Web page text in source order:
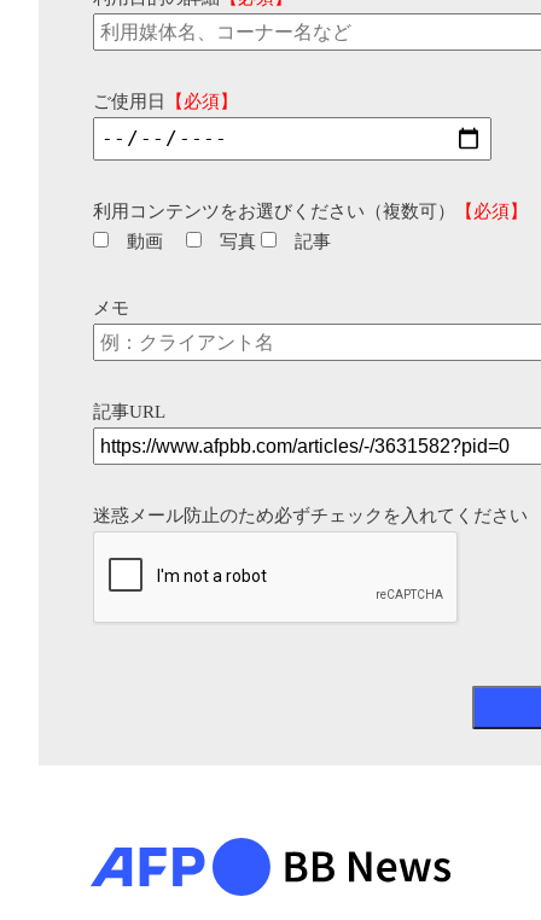
ご使用日 【必須】
利用コンテンツをお選びください（複数可）
【必須】
動画
写真 記事
メモ
記事URL
迷惑メール防止のため必ずチェックを入れてください